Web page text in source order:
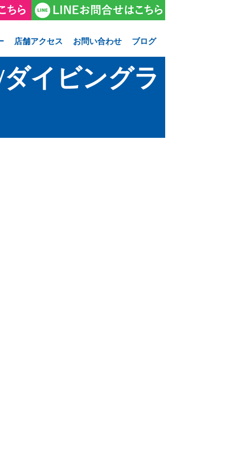
店舗アクセス お問い合わせ ブログ
イビングラ